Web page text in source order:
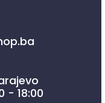
- 18:00